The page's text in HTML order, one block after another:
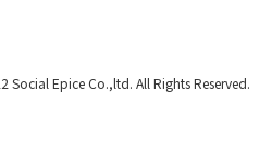
Social Epice Co.,ltd. All Rights Reserved.